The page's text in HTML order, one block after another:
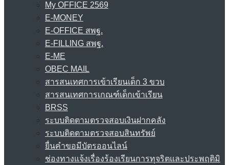
My OFFICE 2569
E-MONEY
E-OFFICE สพฐ.
E-FILLING สพฐ.
E-ME
OBEC MAIL
สารสนเทศการเข้าเรียนเด็ก 3 ขวบ
สารสนเทศการเกณฑ์เด็กเข้าเรียน
BRSS
ระบบติดตามตรวจสอบเงินฝากคลัง
ระบบติดตามตรวจสอบสินทรัพย์
ยื่นคำขอมีบัตรออนไลน์
ช่องทางแจ้งเรื่องร้องเรียนการทุจริตและประพฤติมิ